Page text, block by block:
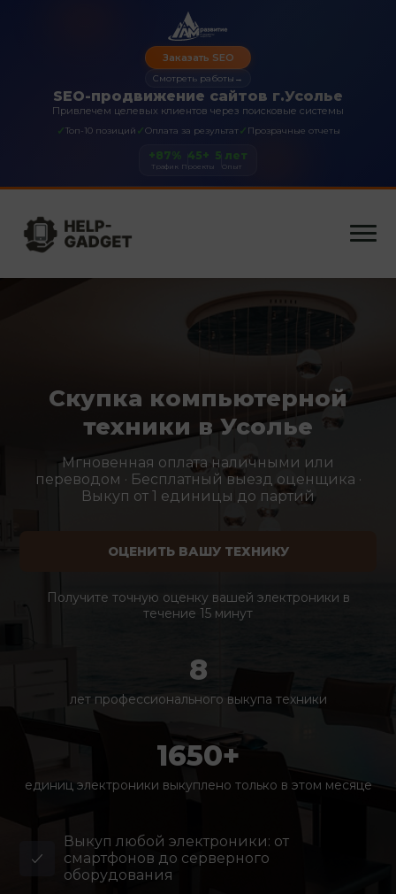
SEO-продвижение сайтов г.Усолье
Привлечем целевых клиентов через поисковые системы
✓Топ-10 позиций ✓Оплата за результат✓ Прозрачные отчеты
Заказать SEO
Смотреть работы →
+87%
Трафик
45+
Проекты
5 лет
Опыт
Скупка компьютерной
техники в Усолье
Мгновенная оплата наличными или
переводом · Бесплатный выезд оценщика ·
Выкуп от 1 единицы до партий
ОЦЕНИТЬ ВАШУ ТЕХНИКУ
Получите точную оценку вашей электроники в
течение 15 минут
8
лет профессионального выкупа техники
1650+
единиц электроники выкуплено только в этом месяце
Выкуп любой электроники: от
смартфонов до серверного
оборудования